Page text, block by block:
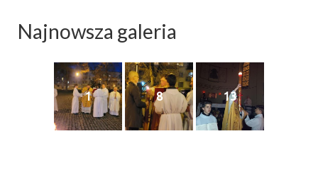
Wielki Czwartek 02.04.2026
Wielka Sobota 04.04.2026
Godzina Miłosierdzia 12.04.2026
Najnowsza galeria
1 8 13